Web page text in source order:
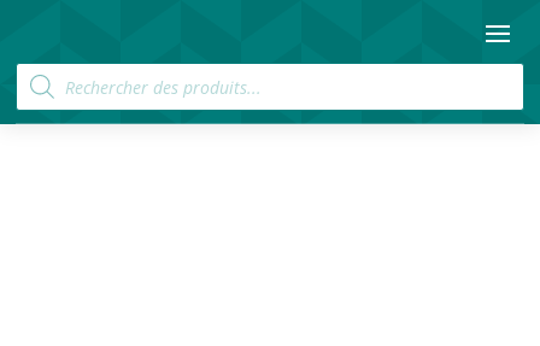
Recherche
de
produits